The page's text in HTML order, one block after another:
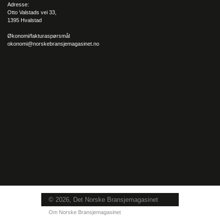
Adresse:
Otto Valstads vei 33,
1395 Hvalstad
Økonomi/fakturaspørsmål
okonomi@norskebransjemagasinet.no
© 2026, Det Norske Bransjemagasinet
Om Norske Bransjemagasinet